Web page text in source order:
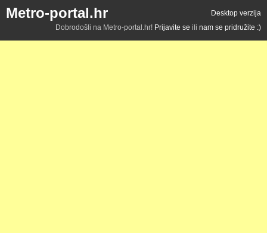
Metro-portal.hr
Desktop verzija
Dobrodošli na Metro-portal.hr! Prijavite se ili nam se pridružite :)